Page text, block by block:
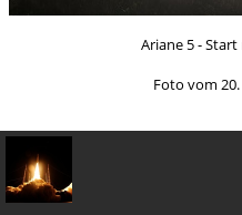
Ariane 5 -
Foto vom